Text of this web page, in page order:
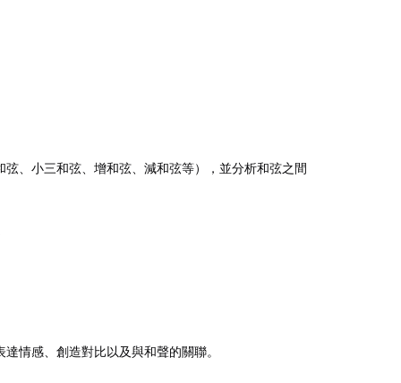
、小三和弦、增和弦、減和弦等），並分析和弦之間
情感、創造對比以及與和聲的關聯。